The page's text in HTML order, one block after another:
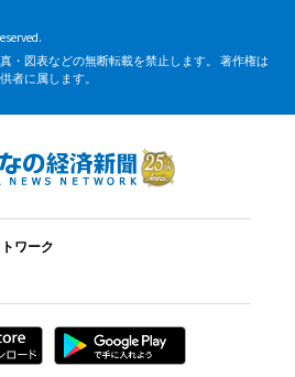
・図表などの無断転載を禁止します。 著作権は
者に属します。
ワーク